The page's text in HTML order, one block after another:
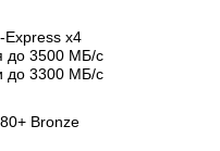
x4
до 3500 МБ/с
до 3300 МБ/с
Bronze